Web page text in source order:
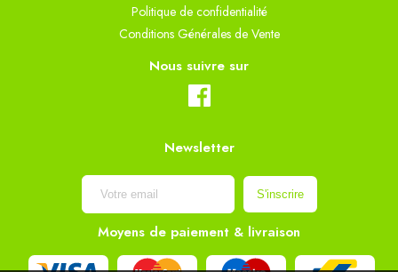
Politique de confidentialité
Conditions Générales de Vente
Nous suivre sur
Newsletter
Moyens de paiement & livraison